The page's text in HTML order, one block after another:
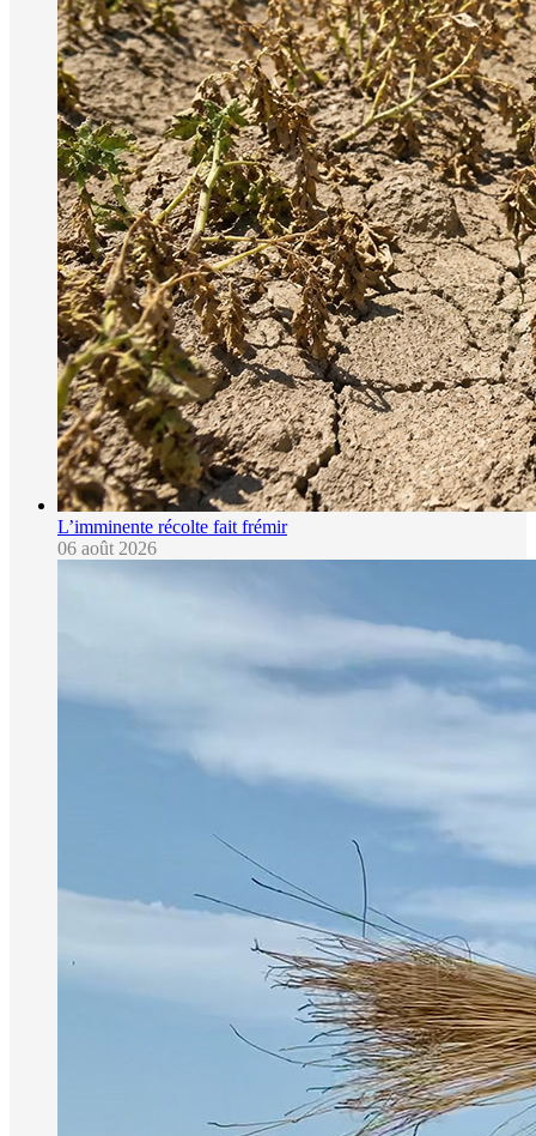
L’imminente récolte fait frémir
06 août 2026